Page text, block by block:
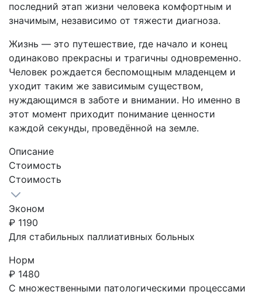
последний этап жизни человека комфортным и
значимым, независимо от тяжести диагноза.
Жизнь — это путешествие, где начало и конец
одинаково прекрасны и трагичны одновременно.
Человек рождается беспомощным младенцем и
уходит таким же зависимым существом,
нуждающимся в заботе и внимании. Но именно в
этот момент приходит понимание ценности
каждой секунды, проведённой на земле.
Описание
Стоимость
Стоимость
Эконом
₽ 1190
Для стабильных паллиативных больных
Норм
₽ 1480
С множественными патологическими процессами